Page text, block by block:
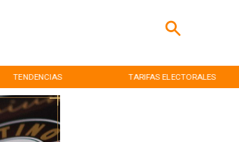
TENDENCIAS TARIFAS ELECTORALES